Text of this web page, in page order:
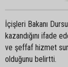
İçişleri Bakanı
kazandığını ifade
ve şeffaf hizmet
olduğunu belirtti.